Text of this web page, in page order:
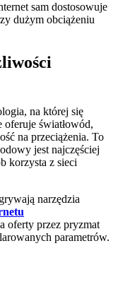
sam dostosowuje
dużym obciążeniu
na której się
światłowód,
na przeciążenia. To
jest najczęściej
korzysta z sieci
narzędzia
oferty przez pryzmat
parametrów.